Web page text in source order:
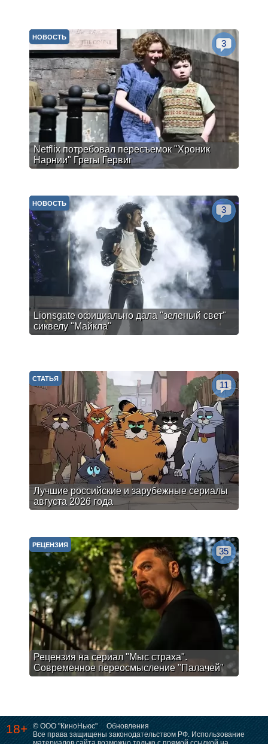
Netflix потребовал пересъемок "Хроник
Нарнии" Греты Гервиг
НОВОСТЬ
3
Lionsgate официально дала "зеленый свет"
сиквелу "Майкла"
НОВОСТЬ
3
Лучшие российские и зарубежные сериалы
августа 2026 года
СТАТЬЯ
11
Рецензия на сериал "Мыс страха".
Современное переосмысление "Палачей"
РЕЦЕНЗИЯ
35
18+ © ООО "КиноНьюс"
Обновления
Все права защищены законодательством РФ. Использование